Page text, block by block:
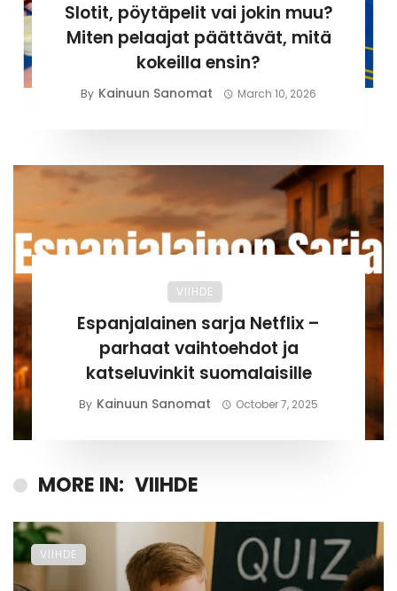
Slotit, pöytäpelit vai jokin muu?
Miten pelaajat päättävät, mitä
kokeilla ensin?
By Kainuun Sanomat March 10, 2026
VIIHDE
Espanjalainen sarja Netflix –
parhaat vaihtoehdot ja
katseluvinkit suomalaisille
By Kainuun Sanomat October 7, 2025
MORE IN: VIIHDE
VIIHDE